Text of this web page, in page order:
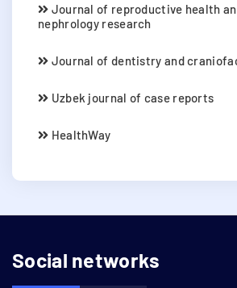
Journal of reproductive health
nephrology research
Journal of dentistry and
Uzbek journal of case reports
HealthWay
Social networks